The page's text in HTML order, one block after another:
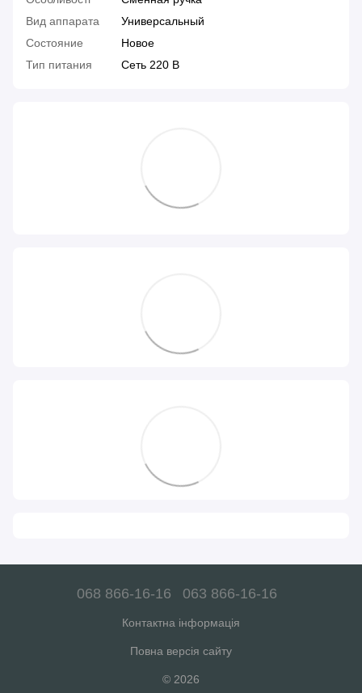
Вид аппарата
Универсальный
Состояние
Новое
Тип питания
Сеть 220 В
068 866-16-16 063 866-16-16
Контактна інформація
Повна версія сайту
© 2026